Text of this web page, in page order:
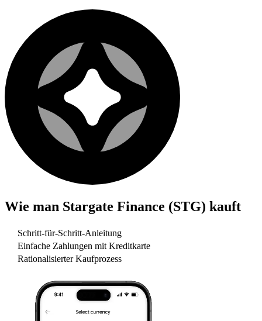
Wie man Stargate Finance (STG) kauft
Schritt-für-Schritt-Anleitung
Einfache Zahlungen mit Kreditkarte
Rationalisierter Kaufprozess